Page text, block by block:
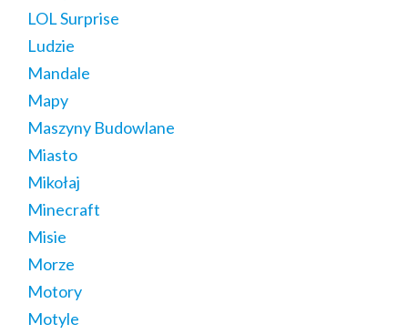
LOL Surprise
Ludzie
Mandale
Mapy
Maszyny Budowlane
Miasto
Mikołaj
Minecraft
Misie
Morze
Motory
Motyle